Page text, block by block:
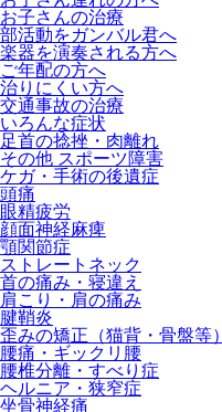
お子さんの治療
部活動をガンバル君へ
楽器を演奏される方へ
ご年配の方へ
治りにくい方へ
交通事故の治療
いろんな症状
足首の捻挫・肉離れ
その他 スポーツ障害
ケガ・手術の後遺症
頭痛
眼精疲労
顔面神経麻痺
顎関節症
ストレートネック
首の痛み・寝違え
肩こり・肩の痛み
腱鞘炎
歪みの矯正（猫背・骨盤等）
腰痛・ギックリ腰
腰椎分離・すべり症
ヘルニア・狭窄症
坐骨神経痛